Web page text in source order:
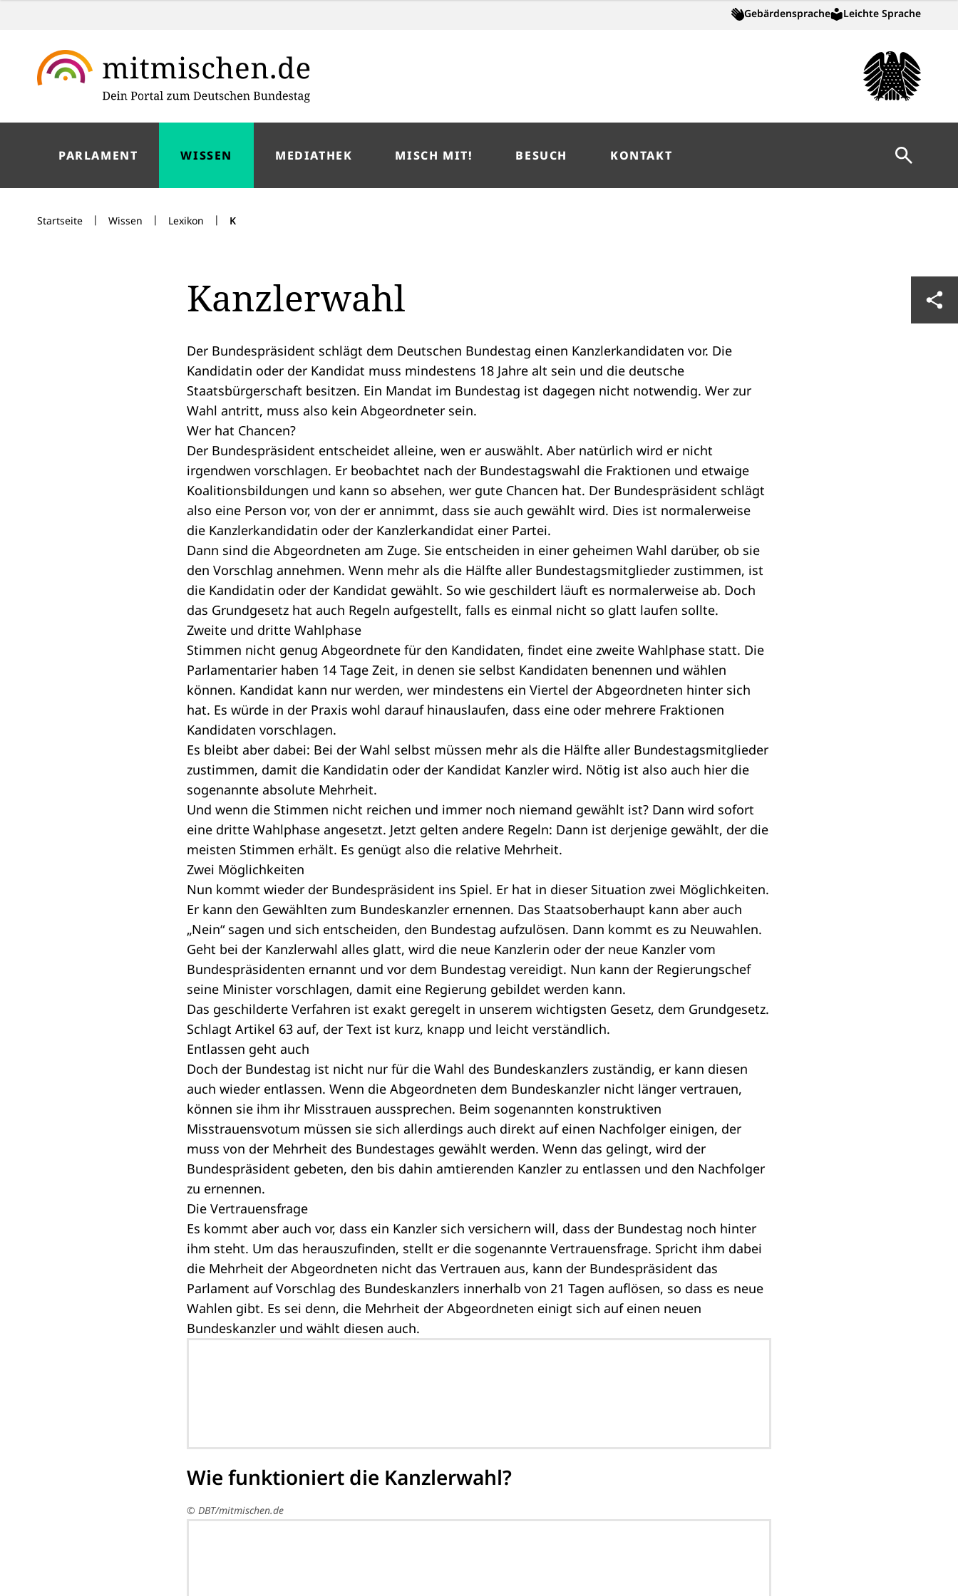
Gebärdensprache Leichte Sprache
PARLAMENT WISSEN MEDIATHEK MISCH MIT! BESUCH KONTAKT Suche
Startseite | Wissen | Lexikon | K
Kanzlerwahl
Der Bundespräsident schlägt dem Deutschen Bundestag einen Kanzlerkandidaten vor. Die
Kandidatin oder der Kandidat muss mindestens 18 Jahre alt sein und die deutsche
Staatsbürgerschaft besitzen. Ein Mandat im Bundestag ist dagegen nicht notwendig. Wer zur
Wahl antritt, muss also kein Abgeordneter sein.
Wer hat Chancen?
Der Bundespräsident entscheidet alleine, wen er auswählt. Aber natürlich wird er nicht
irgendwen vorschlagen. Er beobachtet nach der Bundestagswahl die Fraktionen und etwaige
Koalitionsbildungen und kann so absehen, wer gute Chancen hat. Der Bundespräsident schlägt
also eine Person vor, von der er annimmt, dass sie auch gewählt wird. Dies ist normalerweise
die Kanzlerkandidatin oder der Kanzlerkandidat einer Partei.
Dann sind die Abgeordneten am Zuge. Sie entscheiden in einer geheimen Wahl darüber, ob sie
den Vorschlag annehmen. Wenn mehr als die Hälfte aller Bundestagsmitglieder zustimmen, ist
die Kandidatin oder der Kandidat gewählt. So wie geschildert läuft es normalerweise ab. Doch
das Grundgesetz hat auch Regeln aufgestellt, falls es einmal nicht so glatt laufen sollte.
Zweite und dritte Wahlphase
Stimmen nicht genug Abgeordnete für den Kandidaten, findet eine zweite Wahlphase statt. Die
Parlamentarier haben 14 Tage Zeit, in denen sie selbst Kandidaten benennen und wählen
können. Kandidat kann nur werden, wer mindestens ein Viertel der Abgeordneten hinter sich
hat. Es würde in der Praxis wohl darauf hinauslaufen, dass eine oder mehrere Fraktionen
Kandidaten vorschlagen.
Es bleibt aber dabei: Bei der Wahl selbst müssen mehr als die Hälfte aller Bundestagsmitglieder
zustimmen, damit die Kandidatin oder der Kandidat Kanzler wird. Nötig ist also auch hier die
sogenannte absolute Mehrheit.
Und wenn die Stimmen nicht reichen und immer noch niemand gewählt ist? Dann wird sofort
eine dritte Wahlphase angesetzt. Jetzt gelten andere Regeln: Dann ist derjenige gewählt, der die
meisten Stimmen erhält. Es genügt also die relative Mehrheit.
Zwei Möglichkeiten
Nun kommt wieder der Bundespräsident ins Spiel. Er hat in dieser Situation zwei Möglichkeiten.
Er kann den Gewählten zum Bundeskanzler ernennen. Das Staatsoberhaupt kann aber auch
„Nein“ sagen und sich entscheiden, den Bundestag aufzulösen. Dann kommt es zu Neuwahlen.
Geht bei der Kanzlerwahl alles glatt, wird die neue Kanzlerin oder der neue Kanzler vom
Bundespräsidenten ernannt und vor dem Bundestag vereidigt. Nun kann der Regierungschef
seine Minister vorschlagen, damit eine Regierung gebildet werden kann.
Das geschilderte Verfahren ist exakt geregelt in unserem wichtigsten Gesetz, dem Grundgesetz.
Schlagt Artikel 63 auf, der Text ist kurz, knapp und leicht verständlich.
Entlassen geht auch
Doch der Bundestag ist nicht nur für die Wahl des Bundeskanzlers zuständig, er kann diesen
auch wieder entlassen. Wenn die Abgeordneten dem Bundeskanzler nicht länger vertrauen,
können sie ihm ihr Misstrauen aussprechen. Beim sogenannten konstruktiven
Misstrauensvotum müssen sie sich allerdings auch direkt auf einen Nachfolger einigen, der
muss von der Mehrheit des Bundestages gewählt werden. Wenn das gelingt, wird der
Bundespräsident gebeten, den bis dahin amtierenden Kanzler zu entlassen und den Nachfolger
zu ernennen.
Die Vertrauensfrage
Es kommt aber auch vor, dass ein Kanzler sich versichern will, dass der Bundestag noch hinter
ihm steht. Um das herauszufinden, stellt er die sogenannte Vertrauensfrage. Spricht ihm dabei
die Mehrheit der Abgeordneten nicht das Vertrauen aus, kann der Bundespräsident das
Parlament auf Vorschlag des Bundeskanzlers innerhalb von 21 Tagen auflösen, so dass es neue
Wahlen gibt. Es sei denn, die Mehrheit der Abgeordneten einigt sich auf einen neuen
Bundeskanzler und wählt diesen auch.
Wie funktioniert die Kanzlerwahl?
© DBT/mitmischen.de